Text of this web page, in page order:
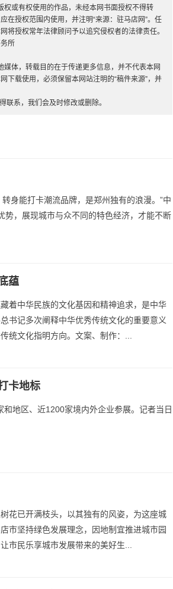
权或有权使用的作品，未经本网书面授权不得转
在授权范围内使用，并注明“来源：驻马店网”。任
将授权常年法律顾问予以追究侵权者的法律责任。
所
体，转载目的在于传递更多信息，并不代表本网
下载使用，必须保留本网站注明的“稿件来源”，并
联系，我们会及时修改或删除。
身能打卡潮流品牌，是郑州独有的浪漫。”中
势，展现城市与众不同的特色经济，才能不断
蕴
着中华民族的文化基因和精神追求，是中华
书记多次阐释中华优秀传统文化的重要意义
统文化指明方向。文案、制作：...
卡地标
地区、近1200家境内外企业参展。记者当日
花已开满枝头，以其独有的风姿，为这座城
市坚持绿色发展理念，因地制宜推进城市园
市民乐享城市发展带来的美好生...